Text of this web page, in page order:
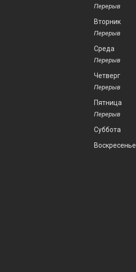
Вторник
Среда
Четверг
Пятница
Суббота
Воскресенье